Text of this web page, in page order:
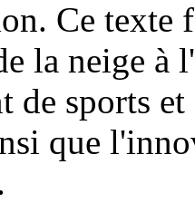
Ce texte
la neige à
de sports
que